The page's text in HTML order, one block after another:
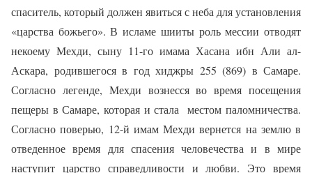
спаситель, который должен явиться с неба для установле­ния
«царства божьего». В исламе шииты роль мессии отводят
некоему Ме­хди, сыну 11-го имама Хасана ибн Али ал-
Аскара, родившегося в год хиджры 255 (869) в Самаре.
Согласно легенде, Мехди вознесся во время посещения
пещеры в Самаре, которая и стала
местом паломничества.
Согласно пове­рью, 12-й имам Мехди вернется на зе­млю в
отведенное время для спасения человечества и в мире
наступит царст­во справедливости и любви. Это время